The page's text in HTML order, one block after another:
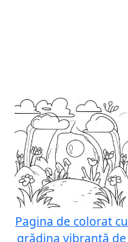
Pagina de colorat cu
grădina vibrantă de